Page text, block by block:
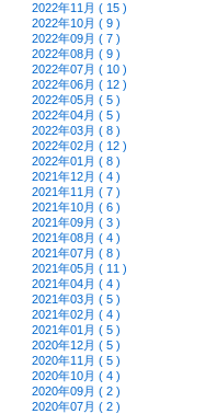
2022年11月 ( 15 )
2022年10月 ( 9 )
2022年09月 ( 7 )
2022年08月 ( 9 )
2022年07月 ( 10 )
2022年06月 ( 12 )
2022年05月 ( 5 )
2022年04月 ( 5 )
2022年03月 ( 8 )
2022年02月 ( 12 )
2022年01月 ( 8 )
2021年12月 ( 4 )
2021年11月 ( 7 )
2021年10月 ( 6 )
2021年09月 ( 3 )
2021年08月 ( 4 )
2021年07月 ( 8 )
2021年05月 ( 11 )
2021年04月 ( 4 )
2021年03月 ( 5 )
2021年02月 ( 4 )
2021年01月 ( 5 )
2020年12月 ( 5 )
2020年11月 ( 5 )
2020年10月 ( 4 )
2020年09月 ( 2 )
2020年07月 ( 2 )